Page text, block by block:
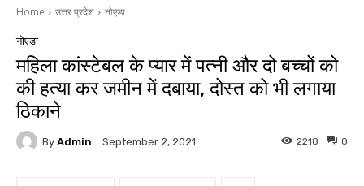
Home उत्तर प्रदेश नोएडा
नोएडा
महिला कांस्टेबल के प्यार में पत्नी और दो बच्चों को
की हत्या कर जमीन में दबाया, दोस्त को भी लगाया
ठिकाने
By Admin September 2, 2021 0
2218